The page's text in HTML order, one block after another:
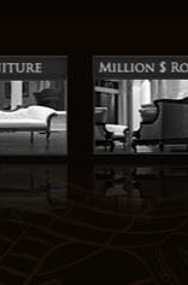
Andre artister kineser
Annbjørg Lien,
i disk. Alle våre
ungdoms chatterom
du velger, vil du
dermed godt beskyttet